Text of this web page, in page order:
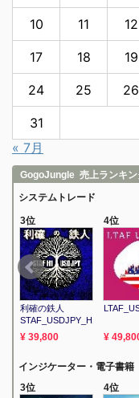
10 11 12
17 18 19
24 25 26
31
« 7月